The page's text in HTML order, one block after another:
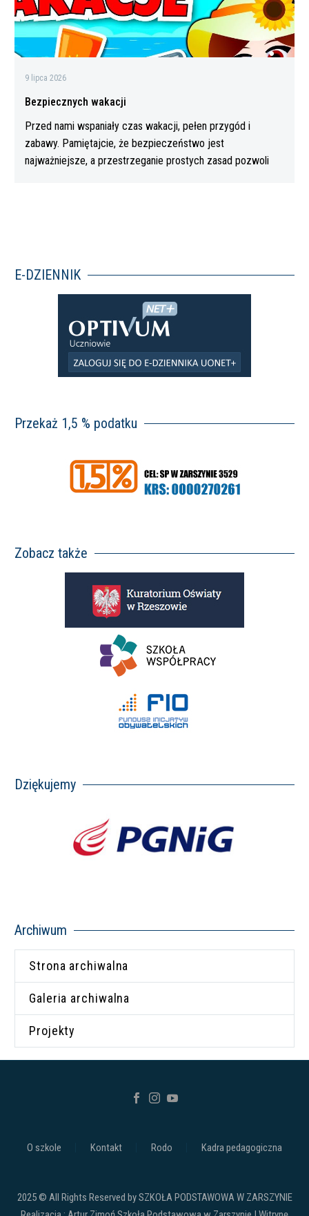
9 lipca 2026
Bezpiecznych wakacji
Przed nami wspaniały czas wakacji, pełen przygód i
zabawy. Pamiętajcie, że bezpieczeństwo jest
najważniejsze, a przestrzeganie prostych zasad pozwoli
E-DZIENNIK
Przekaż 1,5 % podatku
Zobacz także
Dziękujemy
Archiwum
Strona archiwalna
Galeria archiwalna
Projekty
O szkole Kontakt Rodo Kadra pedagogiczna
2025 © All Rights Reserved by SZKOŁA PODSTAWOWA W ZARSZYNIE